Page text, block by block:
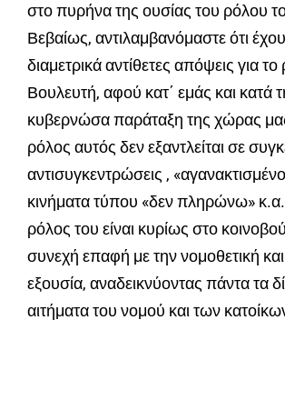
στο πυρήνα της ουσίας του ρόλου
Βεβαίως, αντιλαμβανόμαστε ότι
διαμετρικά αντίθετες απόψεις για
Βουλευτή, αφού κατ΄ εμάς και κατά
κυβερνώσα παράταξη της χώρας
ρόλος αυτός δεν εξαντλείται σε
αντισυγκεντρώσεις ,
κινήματα τύπου «δεν πληρώνω»
ρόλος του είναι κυρίως στο
συνεχή επαφή με την νομοθετική και
εξουσία, αναδεικνύοντας πάντα τα
αιτήματα του νομού και των